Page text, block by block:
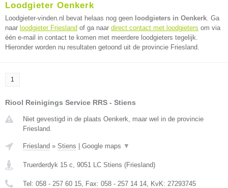
Loodgieter Oenkerk
Loodgieter-vinden.nl bevat helaas nog geen loodgieters in Oenkerk. Ga
naar loodgieter Friesland of ga naar direct contact met loodgieters om via
één e-mail in contact te komen met meerdere loodgieters tegelijk.
Hieronder worden nu resultaten getoond uit de provincie Friesland.
1
Riool Reinigings Service RRS - Stiens
Niet gevestigd in de plaats Oenkerk, maar wel in de provincie
Friesland.
Friesland » Stiens Google maps ▼
Truerderdyk 15 c, 9051 LC Stiens (Friesland)
Tel: 058 - 257 60 15, Fax: 058 - 257 14 14, KvK: 27293745